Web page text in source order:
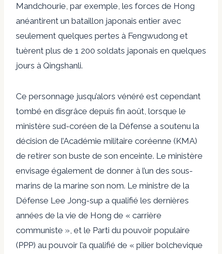
Mandchourie, par exemple, les forces de Hong
anéantirent un bataillon japonais entier avec
seulement quelques pertes à Fengwudong et
tuèrent plus de 1 200 soldats japonais en quelques
jours à Qingshanli.
Ce personnage jusqu’alors vénéré est cependant
tombé en disgrâce depuis fin août, lorsque le
ministère sud-coréen de la Défense a soutenu la
décision de l’Académie militaire coréenne (KMA)
de retirer son buste de son enceinte. Le ministère
envisage également de donner à l’un des sous-
marins de la marine son nom. Le ministre de la
Défense Lee Jong-sup a qualifié les dernières
années de la vie de Hong de « carrière
communiste », et le Parti du pouvoir populaire
(PPP) au pouvoir l’a qualifié de « pilier bolchevique